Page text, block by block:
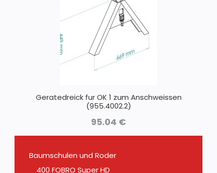
Geratedreick fur OK 1 zum Anschweissen
(955.4002.2)
95.04 €
Baumschulen und Roder
400 FOBRO Super HD